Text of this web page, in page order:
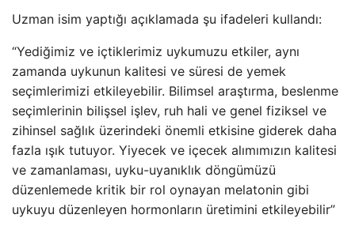
Uzman isim yaptığı açıklamada şu ifadeleri kullandı:
“Yediğimiz ve içtiklerimiz uykumuzu etkiler, aynı
zamanda uykunun kalitesi ve süresi de yemek
seçimlerimizi etkileyebilir. Bilimsel araştırma, beslenme
seçimlerinin bilişsel işlev, ruh hali ve genel fiziksel ve
zihinsel sağlık üzerindeki önemli etkisine giderek daha
fazla ışık tutuyor. Yiyecek ve içecek alımımızın kalitesi
ve zamanlaması, uyku-uyanıklık döngümüzü
düzenlemede kritik bir rol oynayan melatonin gibi
uykuyu düzenleyen hormonların üretimini etkileyebilir”